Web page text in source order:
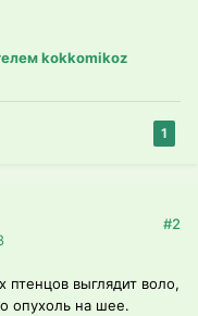
kokkomikoz
1
#2
птенцов выглядит воло,
опухоль на шее.